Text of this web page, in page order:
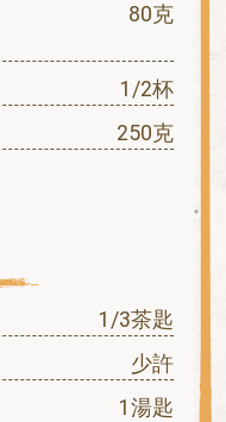
80克
1/2杯
250克
1/3茶匙
少許
1湯匙